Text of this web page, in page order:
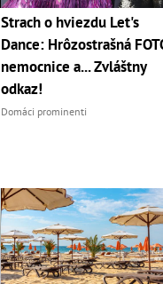
Strach o hviezdu Let's
Dance: Hrôzostrašná
nemocnice a... Zvláštny
odkaz!
Domáci prominenti